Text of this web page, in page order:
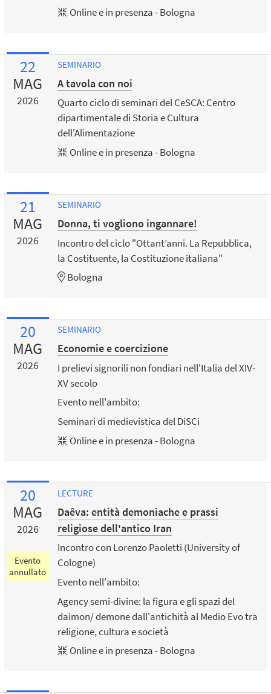
Online e in presenza - Bologna
22
MAG
2026
SEMINARIO
A tavola con noi
Quarto ciclo di seminari del CeSCA: Centro
dipartimentale di Storia e Cultura
dell'Alimentazione
Online e in presenza - Bologna
21
MAG
2026
SEMINARIO
Donna, ti vogliono ingannare!
Incontro del ciclo "Ottant’anni. La Repubblica,
la Costituente, la Costituzione italiana"
Bologna
20
MAG
2026
SEMINARIO
Economie e coercizione
I prelievi signorili non fondiari nell'Italia del XIV-
XV secolo
Evento nell'ambito:
Seminari di medievistica del DiSCi
Online e in presenza - Bologna
20
MAG
2026
Evento
annullato
LECTURE
Daêva: entità demoniache e prassi
religiose dell'antico Iran
Incontro con Lorenzo Paoletti (University of
Cologne)
Evento nell'ambito:
Agency semi-divine: la figura e gli spazi del
daimon/ demone dall'antichità al Medio Evo tra
religione, cultura e società
Online e in presenza - Bologna